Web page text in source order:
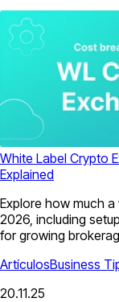
White Label Crypto
Explained
Explore how much
2026, including
for growing
ArtículosBusiness
20.11.25